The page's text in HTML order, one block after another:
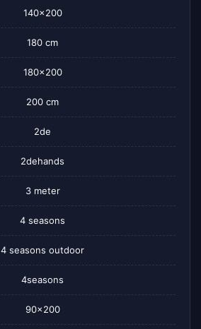
140×200
180 cm
180×200
200 cm
2de
2dehands
3 meter
4 seasons
4 seasons outdoor
4seasons
90×200